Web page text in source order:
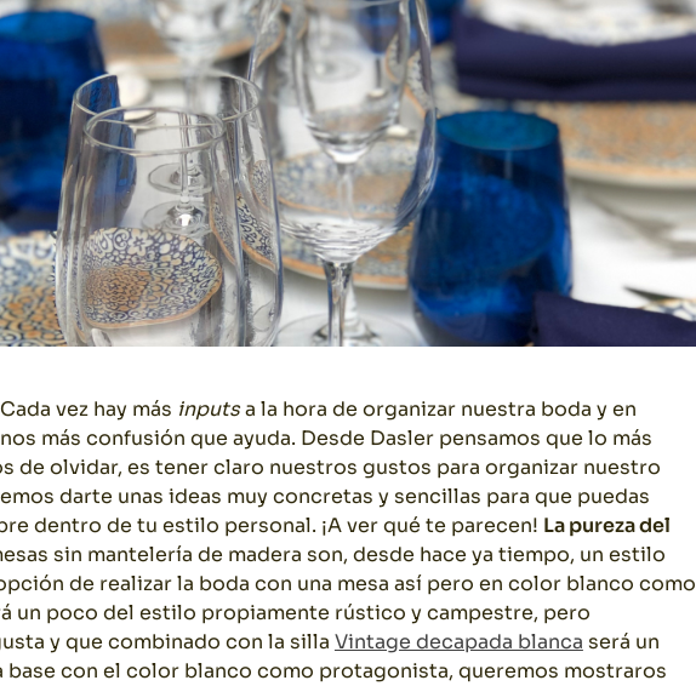
vez hay más inputsa la hora de organizar nuestra boda y en
más confusión que ayuda. Desde Dasler pensamos que lo más
de olvidar, es tener claro nuestros gustos para organizar nuestro
darte unas ideas muy concretas y sencillas para que puedas
dentro de tu estilo personal. ¡A ver qué te parecen! La pureza del
sin mantelería de madera son, desde hace ya tiempo, un estilo
de realizar la boda con una mesa así pero en color blanco como
un poco del estilo propiamente rústico y campestre, pero
y que combinado con la silla Vintage decapada blanca será un
base con el color blanco como protagonista, queremos mostraros